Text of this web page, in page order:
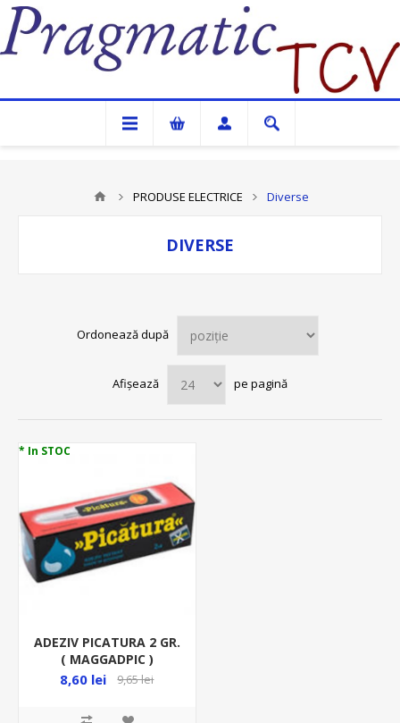
Pragmatic TCV
PRODUSE ELECTRICE Diverse
DIVERSE
Ordonează după
Afișează pe pagină
* In STOC
ADEZIV PICATURA 2 GR.
( MAGGADPIC )
8,60 lei 9,65 lei